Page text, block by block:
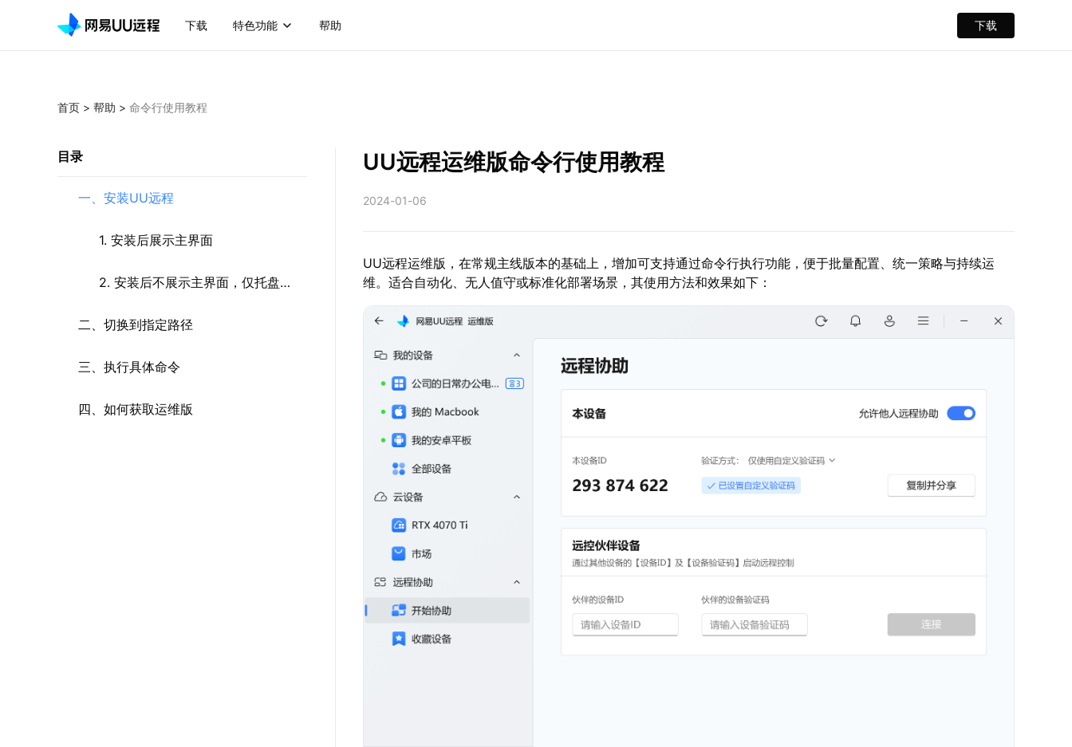
下载 特色功能 帮助 下载
首页 > 帮助 > 命令行使用教程
目录
一、安装UU远程
1. 安装后展示主界面
2. 安装后不展示主界面，仅托盘运
行
二、切换到指定路径
三、执行具体命令
四、如何获取运维版
UU远程运维版命令行使用教程
2024-01-06
UU远程运维版，在常规主线版本的基础上，增加可支持通过命令行执行功能，便于批量配置、统一策略与持续运
维。适合自动化、无人值守或标准化部署场景，其使用方法和效果如下：